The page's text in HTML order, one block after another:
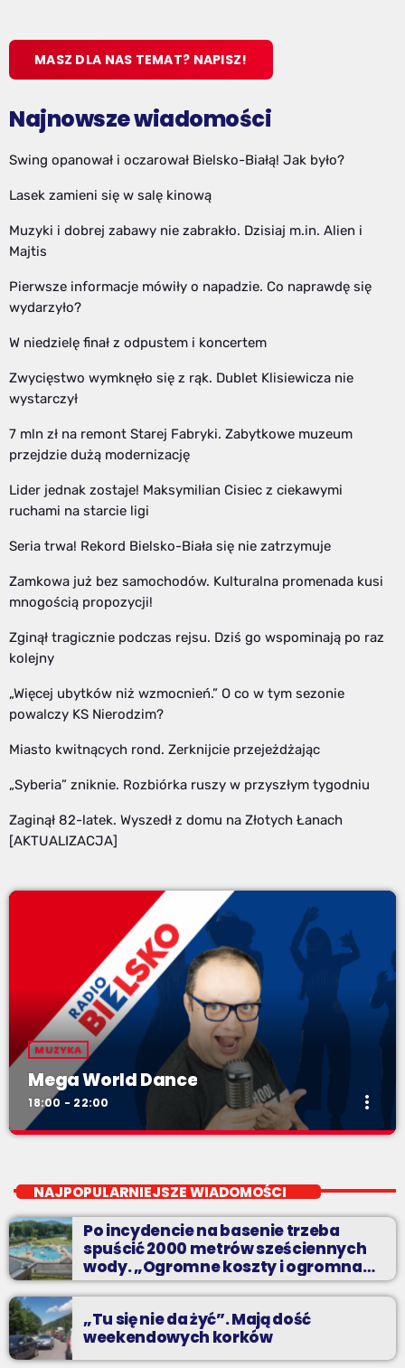
MASZ DLA NAS TEMAT? NAPISZ!
Najnowsze wiadomości
Swing opanował i oczarował Bielsko-Białą! Jak było?
Lasek zamieni się w salę kinową
Muzyki i dobrej zabawy nie zabrakło. Dzisiaj m.in. Alien i
Majtis
Pierwsze informacje mówiły o napadzie. Co naprawdę się
wydarzyło?
W niedzielę finał z odpustem i koncertem
Zwycięstwo wymknęło się z rąk. Dublet Klisiewicza nie
wystarczył
7 mln zł na remont Starej Fabryki. Zabytkowe muzeum
przejdzie dużą modernizację
Lider jednak zostaje! Maksymilian Cisiec z ciekawymi
ruchami na starcie ligi
Seria trwa! Rekord Bielsko-Biała się nie zatrzymuje
Zamkowa już bez samochodów. Kulturalna promenada kusi
mnogością propozycji!
Zginął tragicznie podczas rejsu. Dziś go wspominają po raz
kolejny
„Więcej ubytków niż wzmocnień.” O co w tym sezonie
powalczy KS Nierodzim?
Miasto kwitnących rond. Zerknijcie przejeżdżając
„Syberia” zniknie. Rozbiórka ruszy w przyszłym tygodniu
Zaginął 82-latek. Wyszedł z domu na Złotych Łanach
[AKTUALIZACJA]
MUZYKA
Mega World Dance
18:00 - 22:00 more_vert
Ponadczasowa lista tanecznych hitów z kręgu muzyki euro
dance. Największe z największych - hity wszech czasów w
Twoim ulubionym radiu.
NAJPOPULARNIEJSZE WIADOMOŚCI
Po incydencie na basenie trzeba
spuścić 2000 metrów sześciennych
wody. „Ogromne koszty i ogromna
praca”
„Tu się nie da żyć”. Mają dość
weekendowych korków